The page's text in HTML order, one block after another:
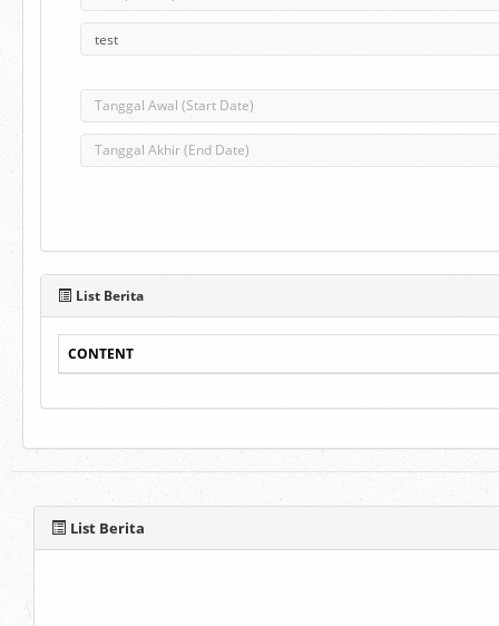
List Berita
CONTENT
List Berita